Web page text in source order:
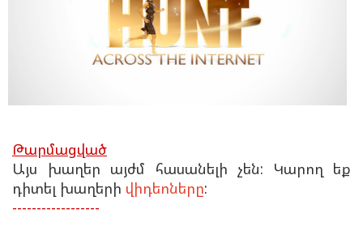
Թարմացված
Այս խաղեր այժմ հասանելի չեն: Կարող եք
դիտել խաղերի վիդեոները:
------------------